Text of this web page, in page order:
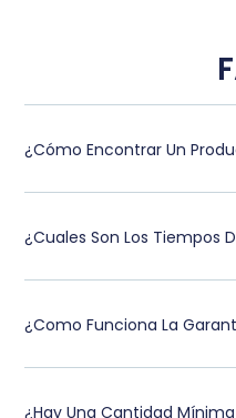
¿Cómo Encontrar Un
¿Cuales Son Los Tiempos
¿Como Funciona La
¿Hay Una Cantidad